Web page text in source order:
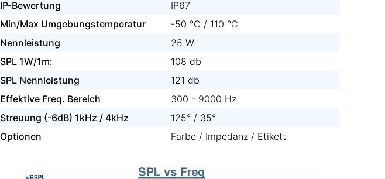
IP-Bewertung
IP67
Min/Max Umgebungstemperatur
-50 °C / 110 °C
Nennleistung
25 W
SPL 1W/1m:
108 db
SPL Nennleistung
121 db
Effektive Freq. Bereich
300 - 9000 Hz
Streuung (-6dB) 1kHz / 4kHz
125° / 35°
Optionen
Farbe / Impedanz / Etikett